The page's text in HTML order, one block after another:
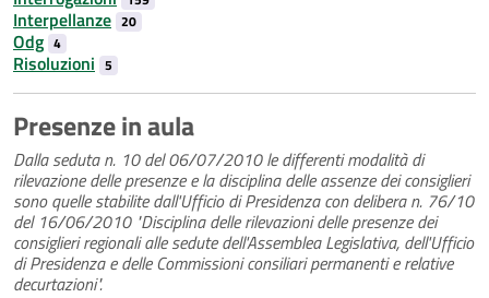
Interpellanze 20
Odg 4
Risoluzioni 5
Presenze in aula
Dalla seduta n. 10 del 06/07/2010 le differenti modalità di
rilevazione delle presenze e la disciplina delle assenze dei consiglieri
sono quelle stabilite dall'Ufficio di Presidenza con delibera n. 76/10
del 16/06/2010 "Disciplina delle rilevazioni delle presenze dei
consiglieri regionali alle sedute dell'Assemblea Legislativa, dell'Ufficio
di Presidenza e delle Commissioni consiliari permanenti e relative
decurtazioni".